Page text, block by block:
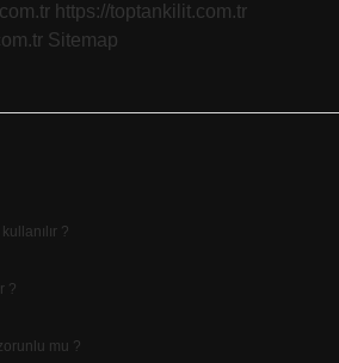
https://toptankilit.com.tr
Sitemap
?
?
mu ?